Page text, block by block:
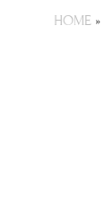
HOME »